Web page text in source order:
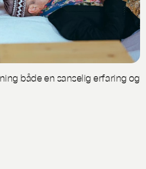
både en sanselig erfaring og